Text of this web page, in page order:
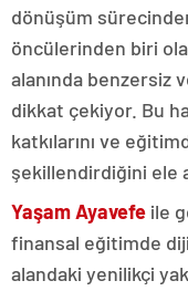
dönüşüm
öncülerinden biri
alanında benzersiz
dikkat çekiyor. Bu
katkılarını ve
şekillendirdiğini ele
Yaşam Ayavefe ile
finansal eğitimde
alandaki yenilikçi